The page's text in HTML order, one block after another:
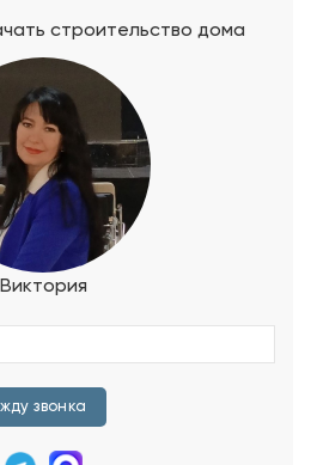
атмосферу спокойствия.
всем необходимым и
высококачественных
комфорт и
внимание уделено просторной
свежим воздухом и
Это идеальное место для
или встреч с друзьями,
атмосферу отдыха и
в проект, позволит вам
практичность и удобство
дома "Мокко Нью" сочетает в
ценит комфорт и уютное
семьи. Не упустите
идеальный загородный дом!
строительство дома
Виктория
жду звонка